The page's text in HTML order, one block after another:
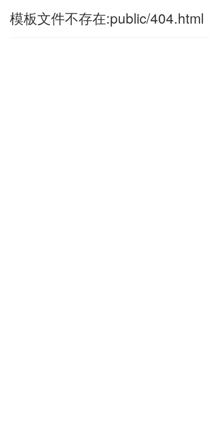
模板文件不存在:public/404.html